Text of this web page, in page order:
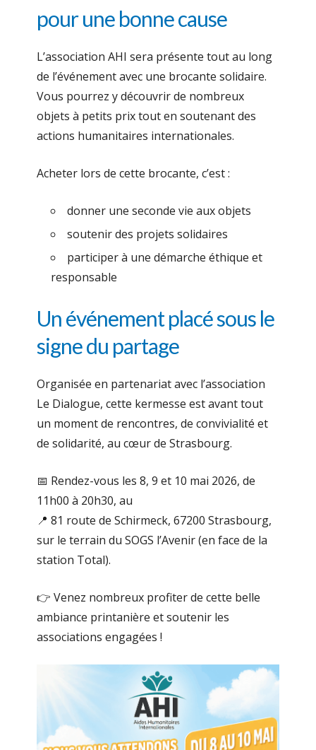
pour une bonne cause
L’association AHI sera présente tout au long
de l’événement avec une brocante solidaire.
Vous pourrez y découvrir de nombreux
objets à petits prix tout en soutenant des
actions humanitaires internationales.
Acheter lors de cette brocante, c’est :
donner une seconde vie aux objets
soutenir des projets solidaires
participer à une démarche éthique et
responsable
Un événement placé sous le
signe du partage
Organisée en partenariat avec l’association
Le Dialogue, cette kermesse est avant tout
un moment de rencontres, de convivialité et
de solidarité, au cœur de Strasbourg.
📅 Rendez-vous les 8, 9 et 10 mai 2026, de
11h00 à 20h30, au
📍 81 route de Schirmeck, 67200 Strasbourg,
sur le terrain du SOGS l’Avenir (en face de la
station Total).
👉 Venez nombreux profiter de cette belle
ambiance printanière et soutenir les
associations engagées !